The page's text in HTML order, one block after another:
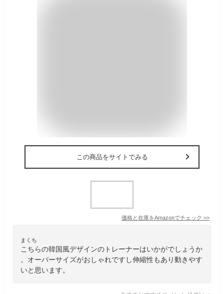
この商品をサイトでみる
価格と在庫をAmazonでチェック >>
まくち
こちらの韓国風デザインのトレーナーはいかがでしょうか
。オーバーサイズがおしゃれですし伸縮性もあり動きやす
いと思います。